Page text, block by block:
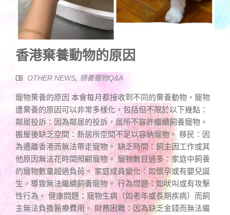
香港棄養動物的原因
OTHER NEWS 領養寵物Q&A
寵物棄養的原因 本會每月都接收到不同的棄養動物，寵物
遭棄養的原因可以非常多樣化，包括但不限於以下幾點：
鄰居投訴：因為鄰居的投訴，居所不容許繼續飼養寵物。
搬屋後缺乏空間：新居所空間不足以容納寵物。 移民：因
為遷離香港而無法帶走寵物。 缺乏時間：飼主因工作或其
他原因無法花時間照顧寵物。 寵物數目過多：家庭中飼養
的寵物數量超過負荷。 家庭成員變化：如懷孕或有嬰兒誕
生，導致無法繼續飼養寵物。 行為問題：如吠叫或有攻擊
性行為。 健康問題：寵物生病（如老年或長期疾病）而飼
主無法負擔醫療費用。 財務困難：因為缺乏金錢而無法繼